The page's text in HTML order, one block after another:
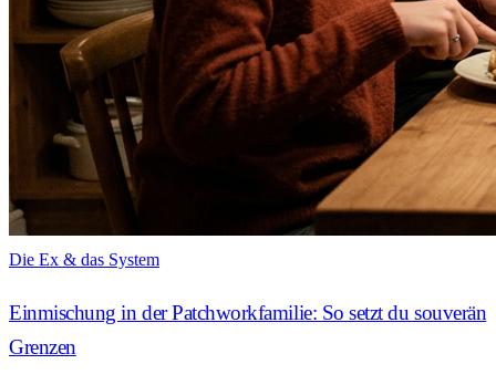
Die Ex & das System
Einmischung in der Patchworkfamilie: So setzt du souverän
Grenzen